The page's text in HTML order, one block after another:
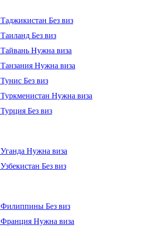
Таджикистан Без виз
Таиланд Без виз
Тайвань Нужна виза
Танзания Нужна виза
Тунис Без виз
Туркменистан Нужна виза
Турция Без виз
Уганда Нужна виза
Узбекистан Без виз
Филиппины Без виз
Франция Нужна виза